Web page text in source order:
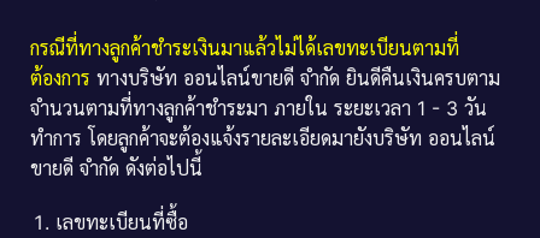
กรณีที่ทางลูกค้าชำระเงินมาแล้วไม่ได้เลขทะเบียนตามที่
ต้องการ ทางบริษัท ออนไลน์ขายดี จำกัด ยินดีคืนเงินครบตาม
จำนวนตามที่ทางลูกค้าชำระมา ภายใน ระยะเวลา 1 - 3 วัน
ทำการ โดยลูกค้าจะต้องแจ้งรายละเอียดมายังบริษัท ออนไลน์
ขายดี จำกัด ดังต่อไปนี้
เลขทะเบียนที่ซื้อ